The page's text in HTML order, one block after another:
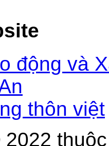
động và
thôn việt